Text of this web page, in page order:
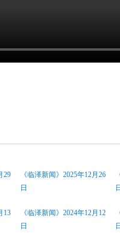
29
《临泽新闻》2025年12月26
日
13
《临泽新闻》2024年12月12
日